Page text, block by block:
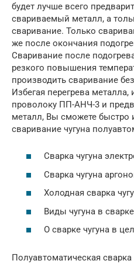
будет лучше всего
свариваемый металл, а
сваривание. Только
же после окончания
Сваривание после
резкого повышения
производить сваривание
Избегая перегрева
проволоку ПП-АНЧ-3 и
металл, Вы сможете быстро
сваривание чугуна
Сварка чугуна
Сварка чугуна
Холодная сварка
Виды чугуна в сварке
О сварке чугуна в
Полуавтоматическая